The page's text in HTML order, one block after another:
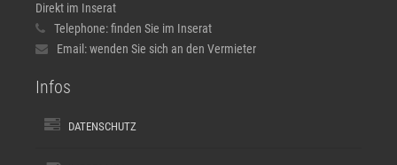
Direkt im Inserat
Telephone:finden Sie im Inserat
Email:wenden Sie sich an den Vermieter
Infos
DATENSCHUTZ